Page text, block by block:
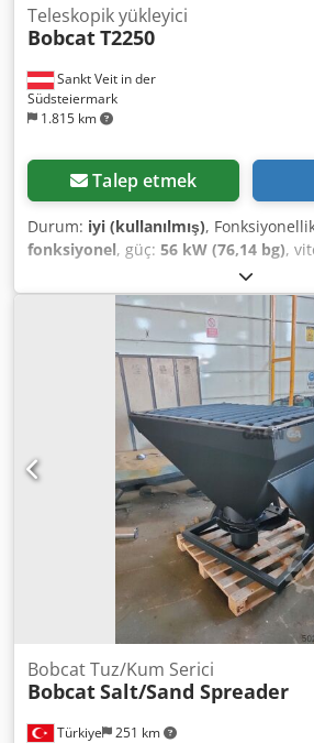
Sankt Veit in der
Südsteiermark
1.815 km
Teleskopik yükleyici
BobcatT2250
Talep etmek
Durum: iyi (kullanılmış),
fonksiyonel, güç: 56 kW (76,14 bg),
, kaldırma gücü:
2008, çalışma saatleri:4.871 h,
, BOBCAT T2250 Teleskopik
2008 Sayaç göstergesine göre 4.871
ton kaldırma kapasitesi 5 metre
2 kademeli hidrostatik şanzıman
sahip Sadece 190 cm genişliğe sahip
Anzoa - Çatal dahil - Mekanik hızlı
taşıyıcısına kadar ek hidrolik devre -
direksiyon modu - Joystick ile kontrol -
- Isıtma sistemi olan kabin - Sinyal
aydınlatma sistemi - Hemen
lastikler - Hollanda'da kullanılabilirlik
fiyatı: 21.900,00 € (net) Uygun fiyatlı
mümkündür! Ek ücret karşılığında
bir çalışma sepeti de sağlanabilir!
Türkiye 251 km
Bobcat Tuz/Kum Serici
BobcatSalt/Sand Spreader